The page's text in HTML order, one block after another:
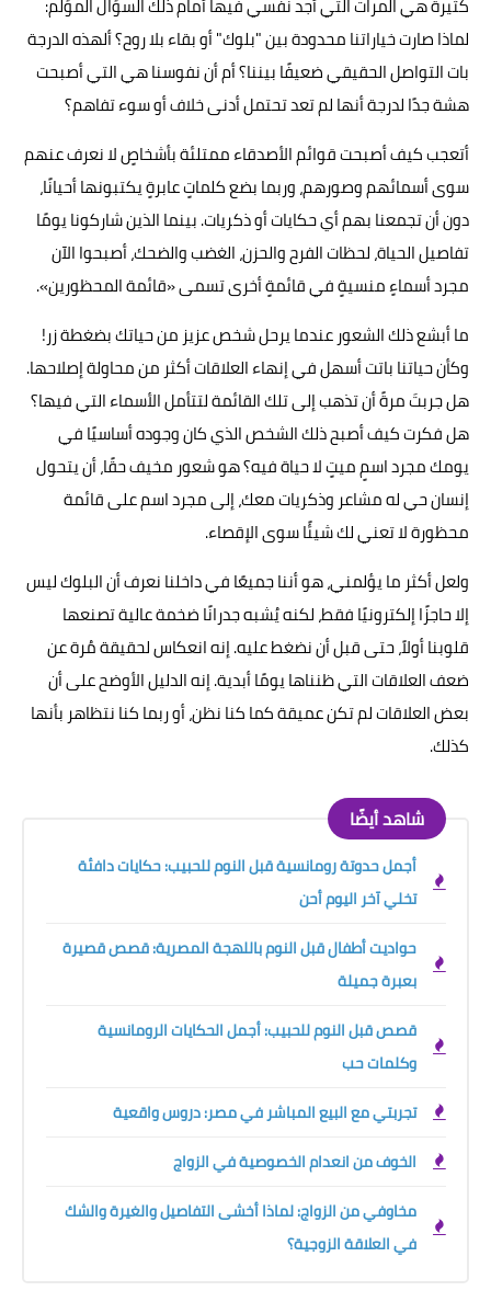
لماذا صارت خياراتنا محدودة بين "بلوك" أو بقاء بلا روح؟ ألهذه الدرجة
بات التواصل الحقيقي ضعيفًا بيننا؟ أم أن نفوسنا هي التي أصبحت
هشة جدًا لدرجة أنها لم تعد تحتمل أدنى خلاف أو سوء تفاهم؟
أتعجب كيف أصبحت قوائم الأصدقاء ممتلئة بأشخاصٍ لا نعرف عنهم
سوى أسمائهم وصورهم، وربما بضع كلماتٍ عابرةٍ يكتبونها أحيانًا،
دون أن تجمعنا بهم أي حكايات أو ذكريات. بينما الذين شاركونا يومًا
تفاصيل الحياة، لحظات الفرح والحزن، الغضب والضحك، أصبحوا الآن
مجرد أسماءٍ منسيةٍ في قائمةٍ أخرى تسمى «قائمة المحظورين».
ما أبشع ذلك الشعور عندما يرحل شخص عزيز من حياتك بضغطة زر!
وكأن حياتنا باتت أسهل في إنهاء العلاقات أكثر من محاولة إصلاحها.
هل جربتَ مرةً أن تذهب إلى تلك القائمة لتتأمل الأسماء التي فيها؟
هل فكرت كيف أصبح ذلك الشخص الذي كان وجوده أساسيًا في
يومك مجرد اسمٍ ميتٍ لا حياة فيه؟ هو شعور مخيف حقًا، أن يتحول
إنسان حي له مشاعر وذكريات معك، إلى مجرد اسم على قائمة
محظورة لا تعني لك شيئًا سوى الإقصاء.
ولعل أكثر ما يؤلمني، هو أننا جميعًا في داخلنا نعرف أن البلوك ليس
إلا حاجزًا إلكترونيًا فقط، لكنه يُشبه جدرانًا ضخمة عالية تصنعها
قلوبنا أولاً، حتى قبل أن نضغط عليه. إنه انعكاس لحقيقة مُرة عن
ضعف العلاقات التي ظنناها يومًا أبدية. إنه الدليل الأوضح على أن
بعض العلاقات لم تكن عميقة كما كنا نظن، أو ربما كنا نتظاهر بأنها
كذلك.
شاهد أيضًا
أجمل حدوتة رومانسية قبل النوم للحبيب: حكايات دافئة
تخلي آخر اليوم أحن
حواديت أطفال قبل النوم باللهجة المصرية: قصص قصيرة
بعبرة جميلة
قصص قبل النوم للحبيب: أجمل الحكايات الرومانسية
وكلمات حب
تجربتي مع البيع المباشر في مصر: دروس واقعية
الخوف من انعدام الخصوصية في الزواج
مخاوفي من الزواج: لماذا أخشى التفاصيل والغيرة والشك
في العلاقة الزوجية؟